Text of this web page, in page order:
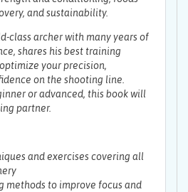
and sustainability.
class archer with many years of
shares his best training
your precision,
on the shooting line.
or advanced, this book will
partner.
and exercises covering all
methods to improve focus and